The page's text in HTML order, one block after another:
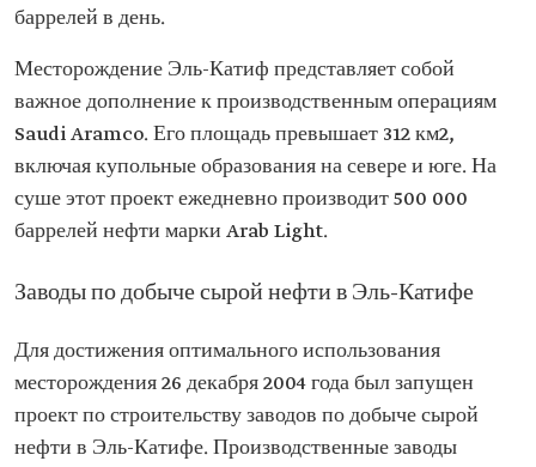
баррелей в день.
Месторождение Эль-Катиф представляет собой
важное дополнение к производственным операциям
Saudi Aramco. Его площадь превышает 312 км2,
включая купольные образования на севере и юге. На
суше этот проект ежедневно производит 500 000
баррелей нефти марки Arab Light.
Заводы по добыче сырой нефти в Эль-Катифе
Для достижения оптимального использования
месторождения 26 декабря 2004 года был запущен
проект по строительству заводов по добыче сырой
нефти в Эль-Катифе. Производственные заводы